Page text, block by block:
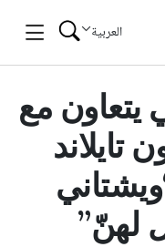
العربية
مع
تايلاند
لهنّ”